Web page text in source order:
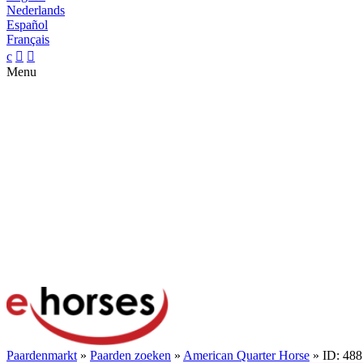
Nederlands
Español
Français
c  
Menu
Paardenmarkt » Paarden zoeken » American Quarter Horse » ID: